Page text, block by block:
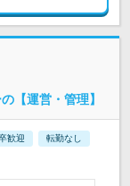
【運営・管理】
歓迎 転勤なし